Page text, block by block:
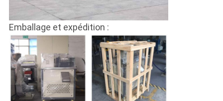
Emballage et expédition :